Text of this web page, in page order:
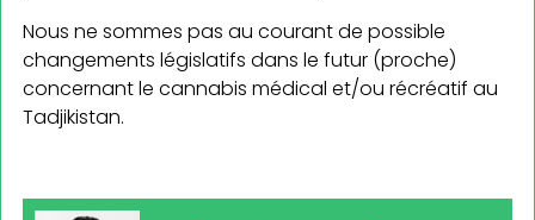
Nous ne sommes pas au courant de possible
changements législatifs dans le futur (proche)
concernant le cannabis médical et/ou récréatif au
Tadjikistan.